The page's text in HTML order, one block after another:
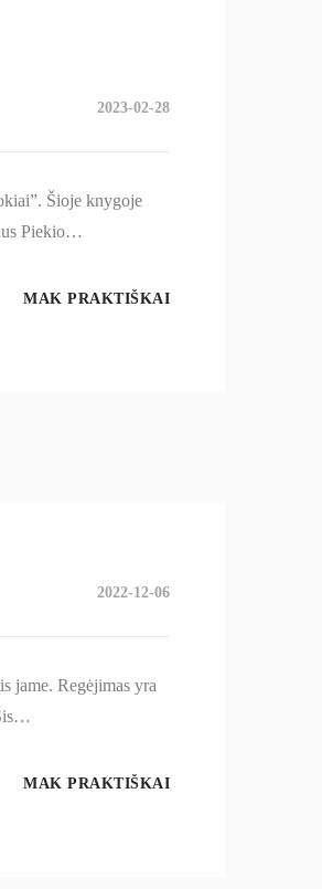
2023-02-28
Šioje knygoje
Piekio…
MAK PRAKTIŠKAI
2022-12-06
jame. Regėjimas yra
MAK PRAKTIŠKAI